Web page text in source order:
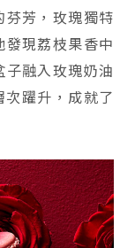
芬芳，玫瑰獨特
發現荔枝果香中
子融入玫瑰奶油
躍升，成就了